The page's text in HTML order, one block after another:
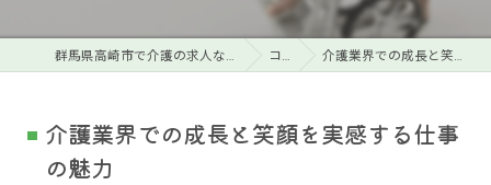
群馬県高崎市で介護の求人なら特別養護老人ホーム明生苑 コラム 介護業界での成長と笑顔を実感する仕事の魅力
介護業界での成長と笑顔を実感する仕事
の魅力